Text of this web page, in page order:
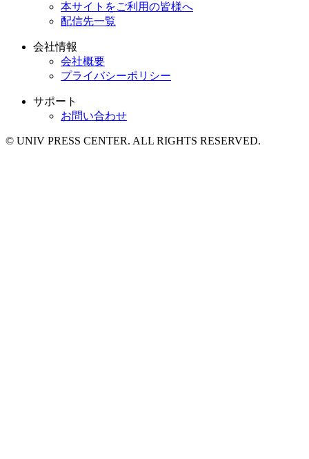
本サイトをご利用の皆様へ
配信先一覧
会社情報
会社概要
プライバシーポリシー
サポート
お問い合わせ
© UNIV PRESS CENTER. ALL RIGHTS RESERVED.